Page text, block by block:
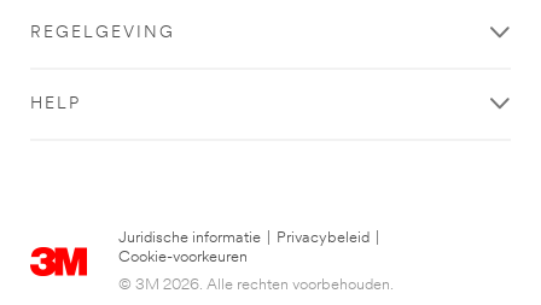
REGELGEVING
HELP
Juridische informatie Privacybeleid
Cookie-voorkeuren
© 3M 2026. Alle rechten voorbehouden.